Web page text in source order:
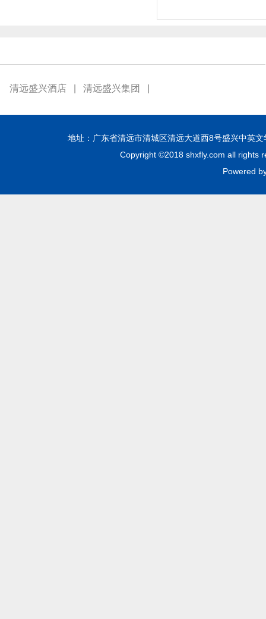
清远盛兴酒店 清远盛兴集团
地址：广东省清远市清城区清远大道西8号盛兴中英
Copyright ©2018 shxfly.com all rights
Powered